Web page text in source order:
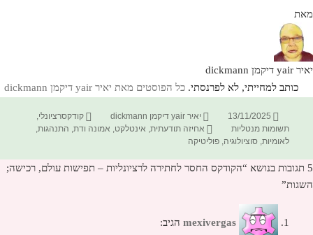
מאת
יאיר yair דיקמן dickmann
כותב למחייתי, לא לפרנסתי. כל הפוסטים מאת יאיר yair דיקמן dickmann‏
פורסם
בתאריך
13/11/2025 מחבר
יאיר yair דיקמן dickmann קטגוריות
קודקסרציונלי
תשומות מנטליות
תגיות
אחיזה תודעתית אינטלקט אמונה ודת התנהגות
לאומיות ,סוציולוגיה ,פוליטיקה
5 תגובות בנושא “הקודקס החסר לחתירה לרציונליות – תפישות עולם, רכישה;
השגות”
mexivergas הגיב: